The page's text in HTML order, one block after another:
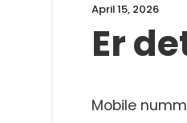
April 15, 2026
Er
Mobile